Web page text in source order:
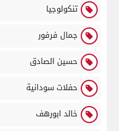
تنكولوجيا
جمال فرفور
حسين الصادق
حفلات سودانية
خالد ابورهف